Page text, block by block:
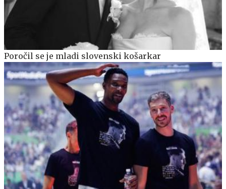
Poročil se je mladi slovenski košarkar